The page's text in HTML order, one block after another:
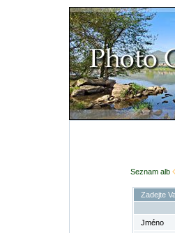
Seznam alb
Zadejte
Jméno